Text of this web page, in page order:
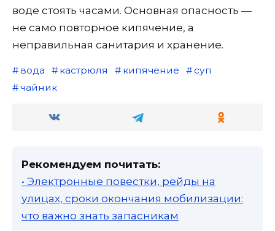
воде стоять часами. Основная опасность —
не само повторное кипячение, а
неправильная санитария и хранение.
вода кастрюля кипячение
суп
чайник
Рекомендуем почитать:
• Электронные повестки, рейды на
улицах, сроки окончания мобилизации:
что важно знать запасникам